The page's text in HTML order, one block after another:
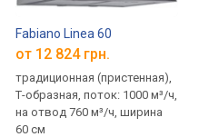
Fabiano Linea 60
от 12 824 грн.
традиционная (пристенная),
Т-образная, поток: 1000 м³/ч,
на отвод 760 м³/ч, ширина
60 см